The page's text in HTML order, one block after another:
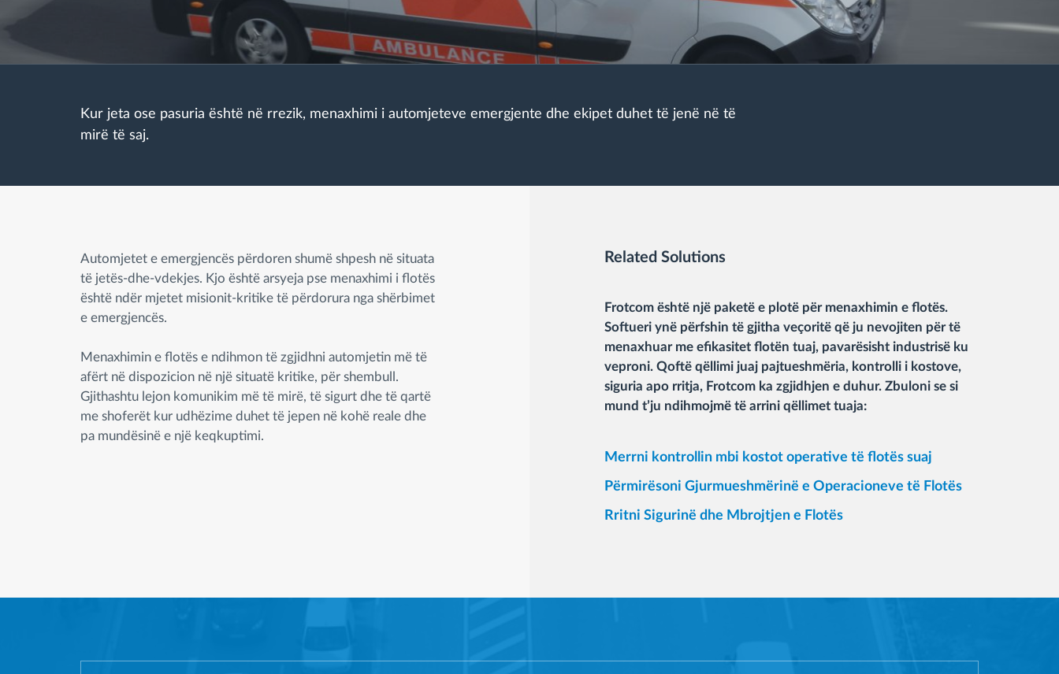
Menaxhimi i karburantit
Identifikim automatik i shoferëve
Kur jeta ose pasuria është në rrezik, menaxhimi i automjeteve emergjente dhe ekipet duhet të jenë në të
mirë të saj.
Automjetet e emergjencës përdoren shumë shpesh në situata
të jetës-dhe-vdekjes. Kjo është arsyeja pse menaxhimi i flotës
është ndër mjetet misionit-kritike të përdorura nga shërbimet
e emergjencës.
Menaxhimin e flotës e ndihmon të zgjidhni automjetin më të
afërt në dispozicion në një situatë kritike, për shembull.
Gjithashtu lejon komunikim më të mirë, të sigurt dhe të qartë
me shoferët kur udhëzime duhet të jepen në kohë reale dhe
pa mundësinë e një keqkuptimi.
Related Solutions
Frotcom është një paketë e plotë për menaxhimin e flotës.
Softueri ynë përfshin të gjitha veçoritë që ju nevojiten për të
menaxhuar me efikasitet flotën tuaj, pavarësisht industrisë ku
veproni. Qoftë qëllimi juaj pajtueshmëria, kontrolli i kostove,
siguria apo rritja, Frotcom ka zgjidhjen e duhur. Zbuloni se si
mund t’ju ndihmojmë të arrini qëllimet tuaja:
Merrni kontrollin mbi kostot operative të flotës suaj
Përmirësoni Gjurmueshmërinë e Operacioneve të Flotës
Rritni Sigurinë dhe Mbrojtjen e Flotës